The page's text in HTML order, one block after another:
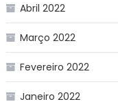
Abril 2022
Março 2022
Fevereiro 2022
Janeiro 2022